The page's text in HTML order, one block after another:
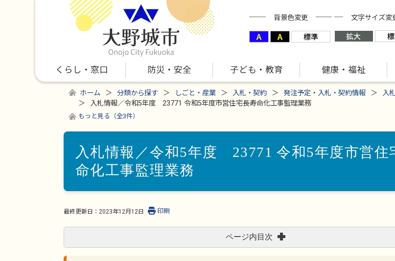
背景色変更 文字サイズ変
くらし・窓口 防災・安全 子ども・教育 健康・福祉
ホーム 分類から探す しごと・産業 入札・契約 発注予定・入札・契約情報 入
入札情報／令和5年度 23771 令和5年度市営住宅長寿命化工事監理業務
もっと見る（全3件）
入札情報／令和5年度 23771 令和5年度市営住
命化工事監理業務
最終更新日： 2023年12月12日 印刷
ページ内目次